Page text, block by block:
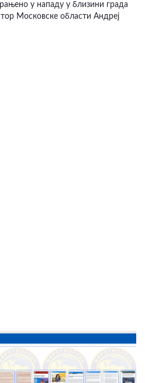
у нападу у близини града
Московске области Андреј